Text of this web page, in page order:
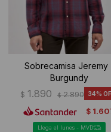
Sobrecamisa Jeremy
Burgundy
$ 1.890 $ 2.890 34
$
Llega el lunes - MVD